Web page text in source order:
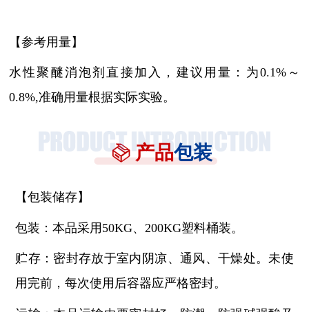
【参考用量】
水性聚醚消泡剂直接加入，建议用量：为0.1%～
0.8%,准确用量根据实际实验。
产品包装
【包装储存】
包装：本品采用 50KG、200KG塑料桶装。
贮存：密封存放于室内阴凉、通风、干燥处。未使
用完前，每次使用后容器应严格密封。